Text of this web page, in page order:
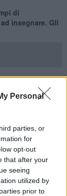
Personal
parties, or
for
opt-out
that after your
seeing
utilized by
prior to
di
insegnare. Gli
nato a Livorno
Nel
di
, per tantissimi
ha sempre
sono mai